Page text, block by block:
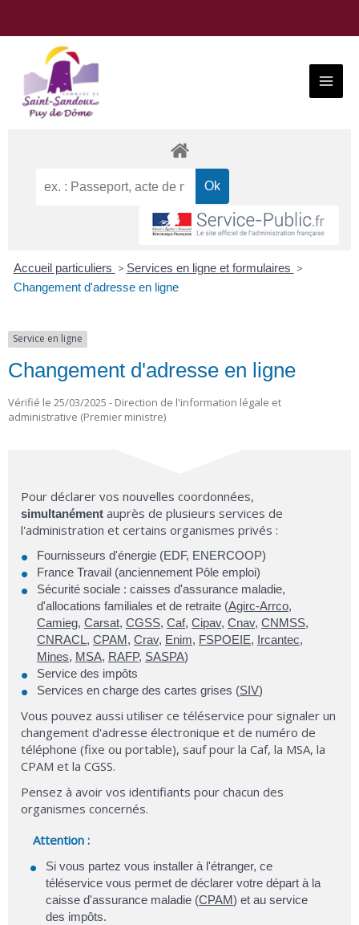
Menu
Accueil particuliers > Services en ligne et formulaires >
Changement d'adresse en ligne
Service en ligne
Changement d'adresse en ligne
Vérifié le 25/03/2025 - Direction de l'information légale et
administrative (Premier ministre)
Pour déclarer vos nouvelles coordonnées,
simultanément auprès de plusieurs services de
l'administration et certains organismes privés :
Fournisseurs d'énergie (EDF, ENERCOOP)
France Travail (anciennement Pôle emploi)
Sécurité sociale : caisses d'assurance maladie,
d'allocations familiales et de retraite (Agirc-Arrco,
Camieg, Carsat, CGSS, Caf, Cipav, Cnav, CNMSS,
CNRACL, CPAM, Crav, Enim, FSPOEIE, Ircantec,
Mines, MSA, RAFP, SASPA)
Service des impôts
Services en charge des cartes grises (SIV)
Vous pouvez aussi utiliser ce téléservice pour signaler un
changement d'adresse électronique et de numéro de
téléphone (fixe ou portable), sauf pour la Caf, la MSA, la
CPAM et la CGSS.
Pensez à avoir vos identifiants pour chacun des
organismes concernés.
Attention :
Si vous partez vous installer à l'étranger, ce
téléservice vous permet de déclarer votre départ à la
caisse d'assurance maladie (CPAM) et au service
des impôts.